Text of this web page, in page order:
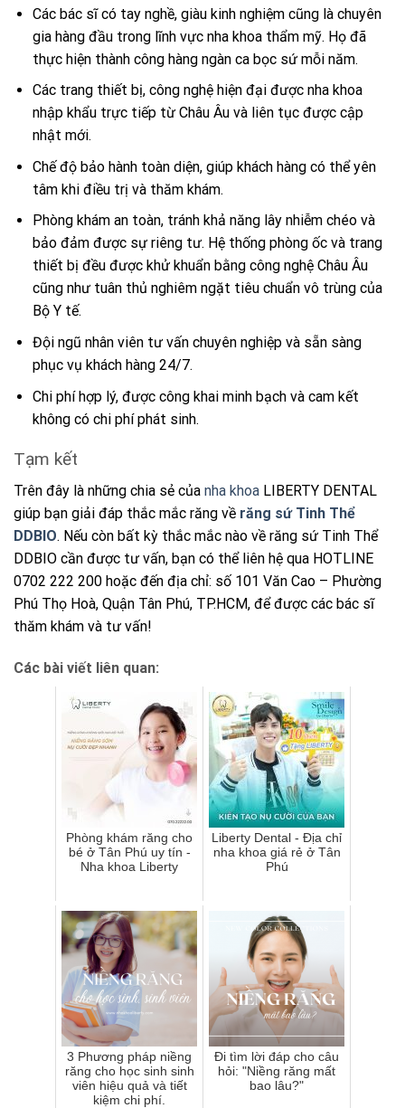
Các bác sĩ có tay nghề, giàu kinh nghiệm cũng là chuyên
gia hàng đầu trong lĩnh vực nha khoa thẩm mỹ. Họ đã
thực hiện thành công hàng ngàn ca bọc sứ mỗi năm.
Các trang thiết bị, công nghệ hiện đại được nha khoa
nhập khẩu trực tiếp từ Châu Âu và liên tục được cập
nhật mới.
Chế độ bảo hành toàn diện, giúp khách hàng có thể yên
tâm khi điều trị và thăm khám.
Phòng khám an toàn, tránh khả năng lây nhiễm chéo và
bảo đảm được sự riêng tư. Hệ thống phòng ốc và trang
thiết bị đều được khử khuẩn bằng công nghệ Châu Âu
cũng như tuân thủ nghiêm ngặt tiêu chuẩn vô trùng của
Bộ Y tế.
Đội ngũ nhân viên tư vấn chuyên nghiệp và sẵn sàng
phục vụ khách hàng 24/7.
Chi phí hợp lý, được công khai minh bạch và cam kết
không có chi phí phát sinh.
Tạm kết
Trên đây là những chia sẻ của nha khoa LIBERTY DENTAL
giúp bạn giải đáp thắc mắc răng về răng sứ Tinh Thể
DDBIO. Nếu còn bất kỳ thắc mắc nào về răng sứ Tinh Thể
DDBIO cần được tư vấn, bạn có thể liên hệ qua HOTLINE
0702 222 200 hoặc đến địa chỉ: số 101 Văn Cao – Phường
Phú Thọ Hoà, Quận Tân Phú, TP.HCM, để được các bác sĩ
thăm khám và tư vấn!
Các bài viết liên quan:
Phòng khám răng cho
bé ở Tân Phú uy tín -
Nha khoa Liberty
Liberty Dental - Địa chỉ
nha khoa giá rẻ ở Tân
Phú
3 Phương pháp niềng
răng cho học sinh sinh
viên hiệu quả và tiết
kiệm chi phí.
Đi tìm lời đáp cho câu
hỏi: "Niềng răng mất
bao lâu?"